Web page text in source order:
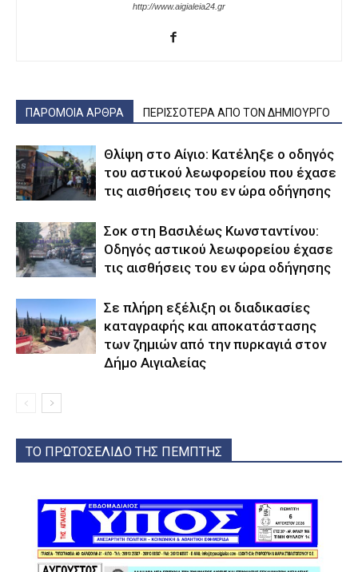
http://www.aigialeia24.gr
ΠΑΡΟΜΟΙΑ ΑΡΘΡΑ ΠΕΡΙΣΣΟΤΕΡΑ ΑΠΟ ΤΟΝ ΔΗΜΙΟΥΡΓΟ
Θλίψη στο Αίγιο: Κατέληξε ο οδηγός
του αστικού λεωφορείου που έχασε
τις αισθήσεις του εν ώρα οδήγησης
Σοκ στη Βασιλέως Κωνσταντίνου:
Οδηγός αστικού λεωφορείου έχασε
τις αισθήσεις του εν ώρα οδήγησης
Σε πλήρη εξέλιξη οι διαδικασίες
καταγραφής και αποκατάστασης
των ζημιών από την πυρκαγιά στον
Δήμο Αιγιαλείας
ΤΟ ΠΡΩΤΟΣΕΛΙΔΟ ΤΗΣ ΠΕΜΠΤΗΣ